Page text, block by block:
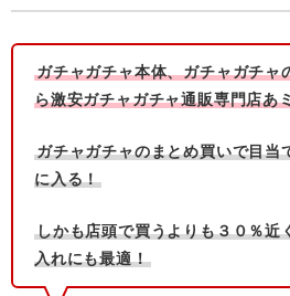
ガチャガチャ本体、ガチャガチャ
ら激安ガチャガチャ通販専門店あ
ガチャガチャのまとめ買いで目当
に入る！
しかも店頭で買うよりも３０％近
入れにも最適！